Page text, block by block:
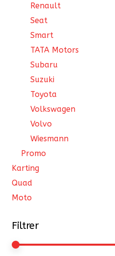
Renault
Seat
Smart
TATA Motors
Subaru
Suzuki
Toyota
Volkswagen
Volvo
Wiesmann
Promo
Karting
Quad
Moto
Filtrer